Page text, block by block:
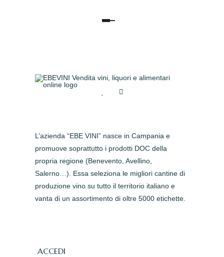
navigazione
L’azienda “EBE VINI” nasce in Campania e
promuove soprattutto i prodotti DOC della
propria regione (Benevento, Avellino,
Salerno…). Essa seleziona le migliori cantine di
produzione vino su tutto il territorio italiano e
vanta di un assortimento di oltre 5000 etichette.
ACCEDI